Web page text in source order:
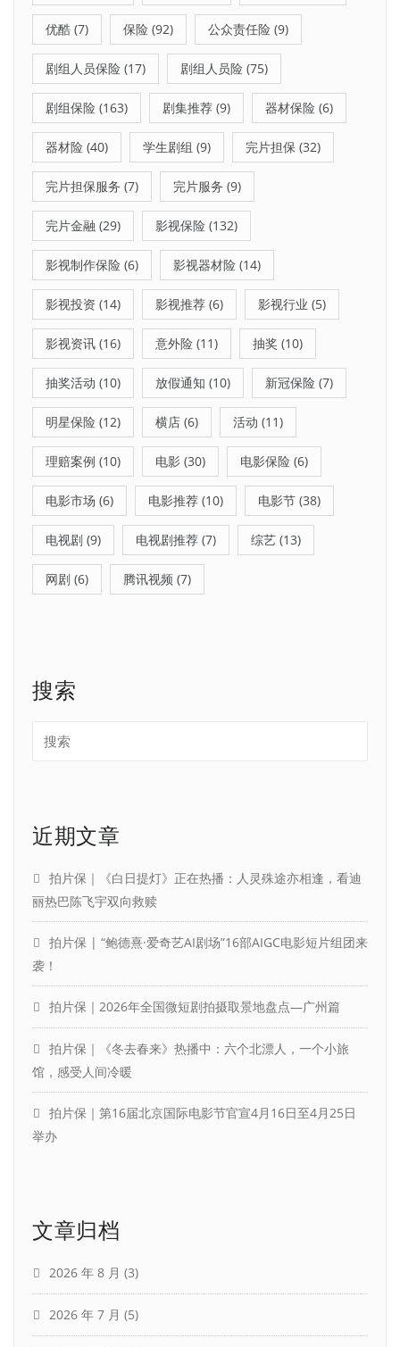
优酷 (7) 保险 (92) 公众责任险 (9)
剧组人员保险 (17) 剧组人员险 (75)
剧组保险 (163) 剧集推荐 (9) 器材保险 (6)
器材险 (40) 学生剧组 (9) 完片担保 (32)
完片担保服务 (7) 完片服务 (9)
完片金融 (29) 影视保险 (132)
影视制作保险 (6) 影视器材险 (14)
影视投资 (14) 影视推荐 (6) 影视行业 (5)
影视资讯 (16) 意外险 (11) 抽奖 (10)
抽奖活动 (10) 放假通知 (10) 新冠保险 (7)
明星保险 (12) 横店 (6) 活动 (11)
理赔案例 (10) 电影 (30) 电影保险 (6)
电影市场 (6) 电影推荐 (10) 电影节 (38)
电视剧 (9) 电视剧推荐 (7) 综艺 (13)
网剧 (6) 腾讯视频 (7)
搜索
近期文章
拍片保｜《白日提灯》正在热播：人灵殊途亦相逢，看迪
丽热巴陈飞宇双向救赎
拍片保 | “鲍德熹·爱奇艺AI剧场”16部AIGC电影短片组团来
袭！
拍片保｜2026年全国微短剧拍摄取景地盘点—广州篇
拍片保｜《冬去春来》热播中：六个北漂人，一个小旅
馆，感受人间冷暖
拍片保｜第16届北京国际电影节官宣4月16日至4月25日
举办
文章归档
2026 年 8 月 (3)
2026 年 7 月 (5)